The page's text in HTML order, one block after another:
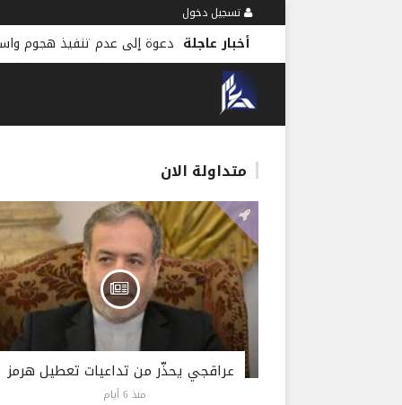
تسجيل دخول
أخبار عاجلة دعوة إلى عدم تنفيذ هجوم
متداولة الان
عراقجي يحذّر من تداعيات تعطيل هرمز
منذ 6 أيام